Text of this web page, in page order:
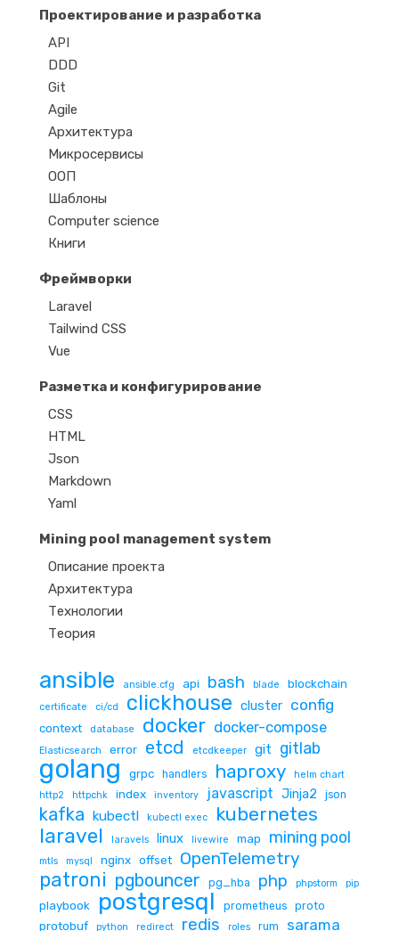
Проектирование и разработка
API
DDD
Git
Agile
Архитектура
Микросервисы
ООП
Шаблоны
Computer science
Книги
Фреймворки
Laravel
Tailwind CSS
Vue
Разметка и конфигурирование
CSS
HTML
Json
Markdown
Yaml
Mining pool management system
Описание проекта
Архитектура
Технологии
Теория
ansible ansible.cfg api bash blade blockchain
certificate ci/cd clickhouse cluster config
context database docker docker-compose
Elasticsearch error etcd etcdkeeper git gitlab
golang grpc handlers haproxy
helm chart
http2
httpchk index inventory javascript Jinja2 json
kafka kubectl kubectl exec kubernetes
laravel laravels linux livewire map mining pool
mtls mysql nginx offset OpenTelemetry
patroni pgbouncer pg_hba php phpstorm pip
playbook postgresql prometheus proto
protobuf python redirect redis roles rum sarama